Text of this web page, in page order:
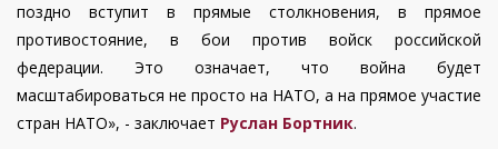
поздно вступит в прямые столкновения, в прямое
противостояние, в бои против войск российской
федерации. Это означает, что война будет
масштабироваться не просто на НАТО, а на прямое участие
стран НАТО», - заключает Руслан Бортник.